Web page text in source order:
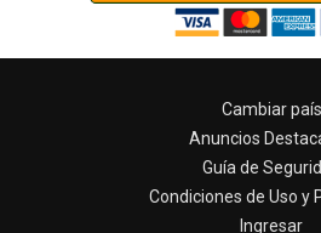
Cambiar país
Anuncios
Guía de
Condiciones de Uso y
Ingresar